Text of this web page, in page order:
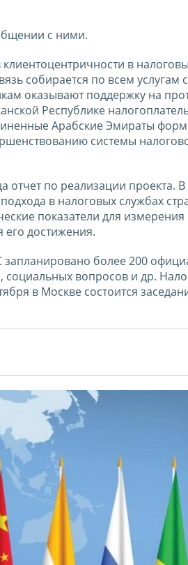
с ними.
в
собирается по всем
оказывают поддержку на
Республике
Арабские Эмираты
системы
отчет по реализации проекта.
в налоговых службах
показатели для измерения
его достижения.
запланировано более 200
социальных вопросов и др.
в Москве состоится